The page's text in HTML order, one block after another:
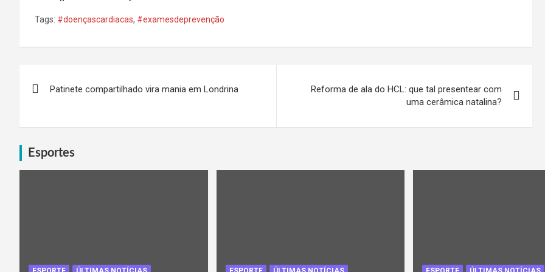
Tags: #doençascardiacas, #examesdeprevenção
Post
Patinete compartilhado vira mania em Londrina
Reforma de ala do HCL: que tal presentear com
uma cerâmica natalina?
Esportes